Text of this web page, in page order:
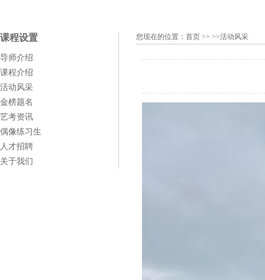
课程设置
导师介绍
课程介绍
活动风采
金榜题名
艺考资讯
偶像练习生
人才招聘
关于我们
您现在的位置： 首页 >> >>活动风采